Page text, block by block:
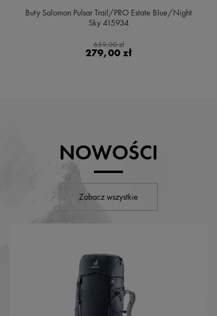
Buty Salomon Pulsar Trail/PRO Estate Blue/Night
Sky 415934
659,00 zł
279,00 zł
NOWOŚCI
Zobacz wszystkie